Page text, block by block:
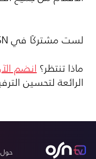
لست مشتركًا في OSN حتى الآن؟
ماذا تنتظر؟انضم
الرائعة لتحسين
حول OSN